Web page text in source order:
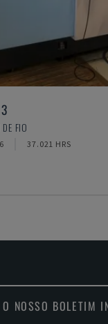
FIO
37.021 HRS
NOSSO BOLETIM